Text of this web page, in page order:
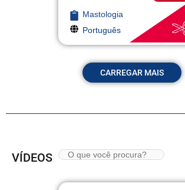
Mastologia
Português
CARREGAR MAIS
VÍDEOS